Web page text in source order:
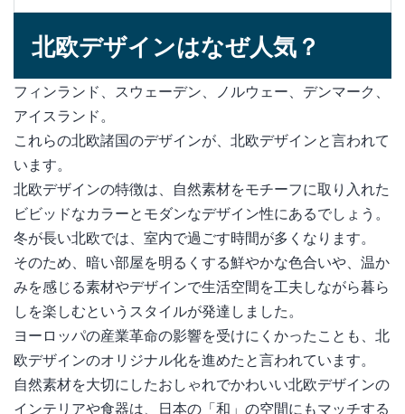
【初心者向け】紅茶のおいしい入れ方と持
っておくべき道具3点
北欧デザインはなぜ人気？
フィンランド、スウェーデン、ノルウェー、デンマーク、
アイスランド。
これらの北欧諸国のデザインが、北欧デザインと言われて
います。
北欧デザインの特徴は、自然素材をモチーフに取り入れた
ビビッドなカラーとモダンなデザイン性にあるでしょう。
冬が長い北欧では、室内で過ごす時間が多くなります。
そのため、暗い部屋を明るくする鮮やかな色合いや、温か
みを感じる素材やデザインで生活空間を工夫しながら暮ら
しを楽しむというスタイルが発達しました。
ヨーロッパの産業革命の影響を受けにくかったことも、北
欧デザインのオリジナル化を進めたと言われています。
自然素材を大切にしたおしゃれでかわいい北欧デザインの
インテリアや食器は、日本の「和」の空間にもマッチする